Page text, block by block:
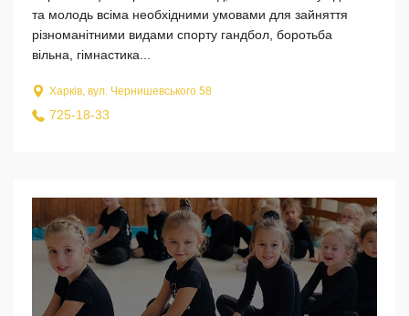
та молодь всіма необхідними умовами для зайняття
різноманітними видами спорту гандбол, боротьба
вільна, гімнастика...
Харків, вул. Чернишевського 58
725-18-33